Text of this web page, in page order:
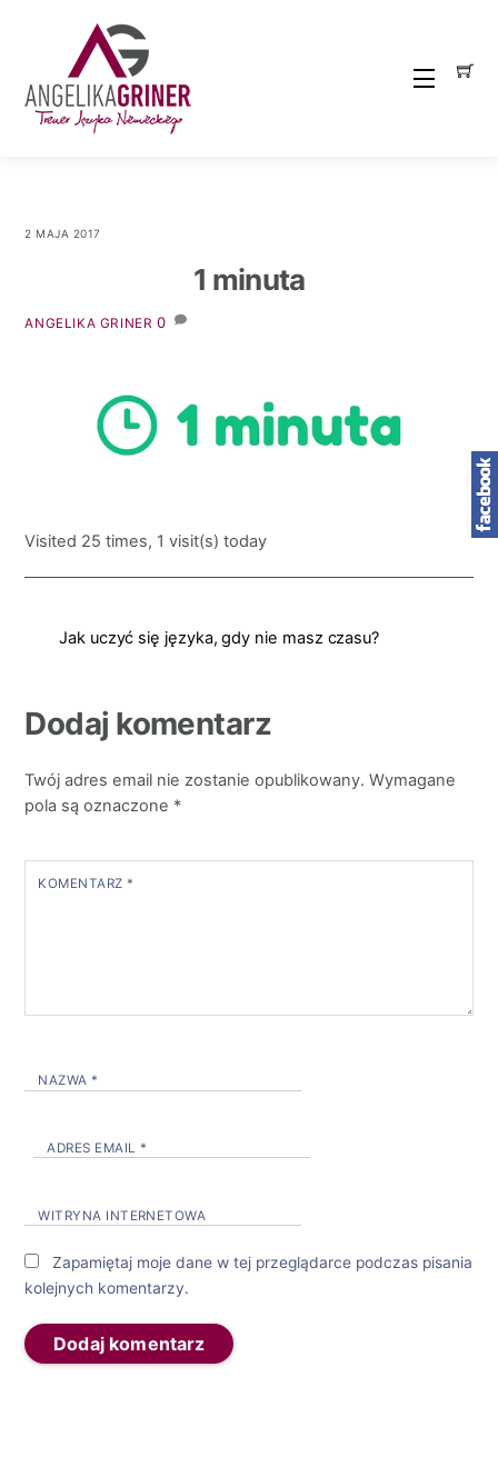
Menu
2 MAJA 2017
1 minuta
ANGELIKA GRINER 0
Visited 25 times, 1 visit(s) today
Jak uczyć się języka, gdy nie masz czasu?
Dodaj komentarz
Twój adres email nie zostanie opublikowany. Wymagane
pola są oznaczone *
KOMENTARZ *
NAZWA *
ADRES EMAIL *
WITRYNA INTERNETOWA
Zapamiętaj moje dane w tej przeglądarce podczas pisania
kolejnych komentarzy.